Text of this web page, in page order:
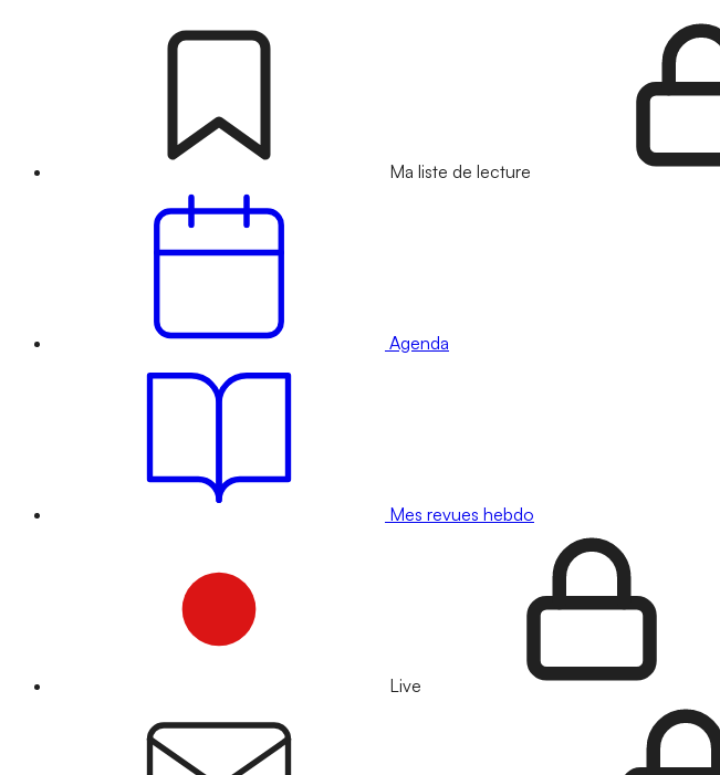
Ma liste de lecture
Agenda
Mes revues hebdo
Live